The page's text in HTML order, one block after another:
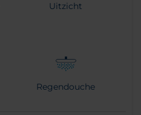
Uitzicht
Regendouche